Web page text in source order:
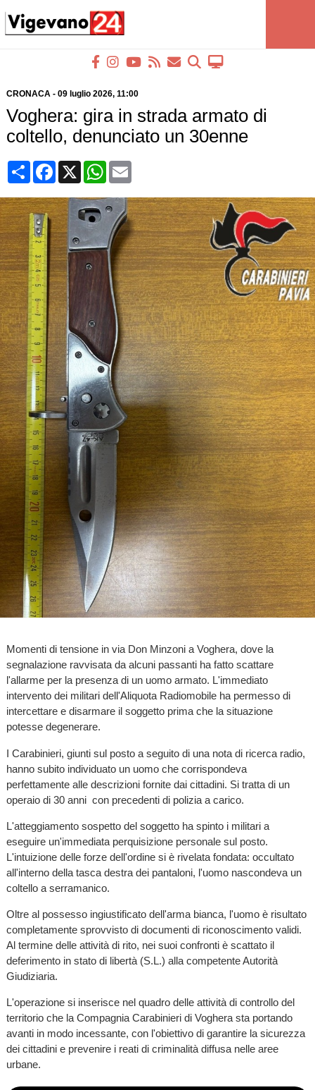
CRONACA- 09 luglio 2026, 11:00
Voghera: gira in strada armato di
coltello, denunciato un 30enne
CondividiFacebook
X WhatsApp
Email
Momenti di tensione in via Don Minzoni a Voghera, dove la
segnalazione ravvisata da alcuni passanti ha fatto scattare
l'allarme per la presenza di un uomo armato. L'immediato
intervento dei militari dell'Aliquota Radiomobile ha permesso di
intercettare e disarmare il soggetto prima che la situazione
potesse degenerare.
I Carabinieri, giunti sul posto a seguito di una nota di ricerca radio,
hanno subito individuato un uomo che corrispondeva
perfettamente alle descrizioni fornite dai cittadini. Si tratta di un
operaio di 30 anni con precedenti di polizia a carico.
L'atteggiamento sospetto del soggetto ha spinto i militari a
eseguire un'immediata perquisizione personale sul posto.
L'intuizione delle forze dell'ordine si è rivelata fondata: occultato
all'interno della tasca destra dei pantaloni, l'uomo nascondeva un
coltello a serramanico.
Oltre al possesso ingiustificato dell'arma bianca, l'uomo è risultato
completamente sprovvisto di documenti di riconoscimento validi.
Al termine delle attività di rito, nei suoi confronti è scattato il
deferimento in stato di libertà (S.L.) alla competente Autorità
Giudiziaria.
L'operazione si inserisce nel quadro delle attività di controllo del
territorio che la Compagnia Carabinieri di Voghera sta portando
avanti in modo incessante, con l'obiettivo di garantire la sicurezza
dei cittadini e prevenire i reati di criminalità diffusa nelle aree
urbane.